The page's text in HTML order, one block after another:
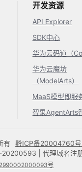
开发资源
API Explorer
SDK中心
华为云码道（
华为云魔坊
（ModelArts）
MaaS模型即服
智果AgentArts
有 黔ICP备20004760
20200593 | 代理域名注
号